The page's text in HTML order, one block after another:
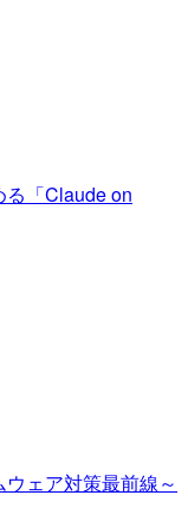
る「Claude on
ウェア対策最前線～